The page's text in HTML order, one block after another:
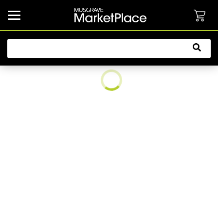
common.button.navbarCollapsed.text